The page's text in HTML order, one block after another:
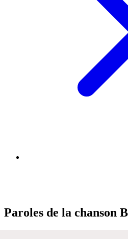
Paroles de la chanson